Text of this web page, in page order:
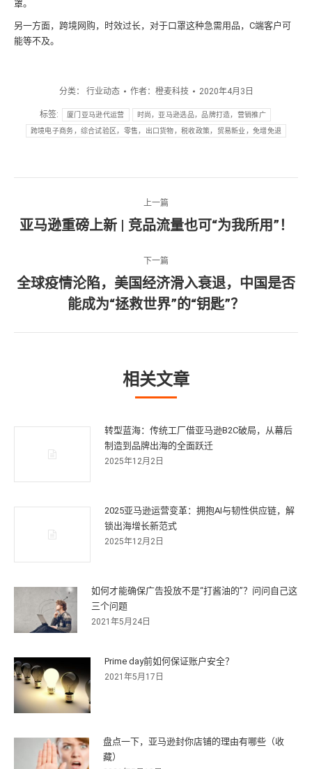
罩。
另一方面，跨境网购，时效过长，对于口罩这种急需用品，C端客户可
能等不及。
分类： 行业动态 作者： 橙麦科技 2020年4月3日
标签: 厦门亚马逊代运营 时尚，亚马逊选品，品牌打造，营销推广
跨境电子商务，综合试验区，零售，出口货物，税收政策，贸易新业，免增免退
章
航
上一篇
上
章：
亚马逊重磅上新 | 竞品流量也可“为我所用”！
下一篇
下
一
全球疫情沦陷，美国经济滑入衰退，中国是否
能成为“拯救世界”的“钥匙”？
相关文章
转型蓝海：传统工厂借亚马逊B2C破局，从幕后
制造到品牌出海的全面跃迁
2025年12月2日
2025亚马逊运营变革：拥抱AI与韧性供应链，解
锁出海增长新范式
2025年12月2日
如何才能确保广告投放不是“打酱油的”？问问自己这
三个问题
2021年5月24日
Prime day前如何保证账户安全？
2021年5月17日
盘点一下，亚马逊封你店铺的理由有哪些（收
藏）